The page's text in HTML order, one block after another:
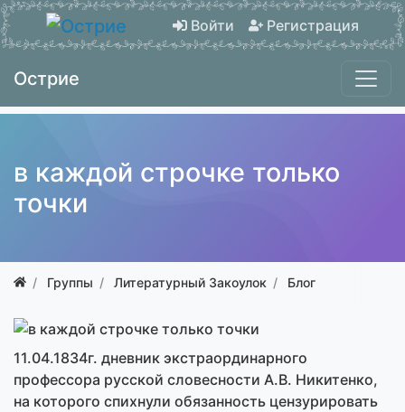
Войти Регистрация
Острие
в каждой строчке только
точки
Группы Литературный Закоулок Блог
11.04.1834г. дневник экстраординарного
профессора русской словесности А.В. Никитенко,
на которого спихнули обязанность цензурировать